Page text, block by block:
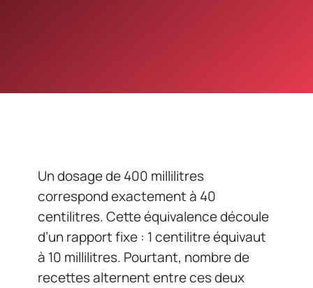
Un dosage de 400 millilitres
correspond exactement à 40
centilitres. Cette équivalence découle
d’un rapport fixe : 1 centilitre équivaut
à 10 millilitres. Pourtant, nombre de
recettes alternent entre ces deux